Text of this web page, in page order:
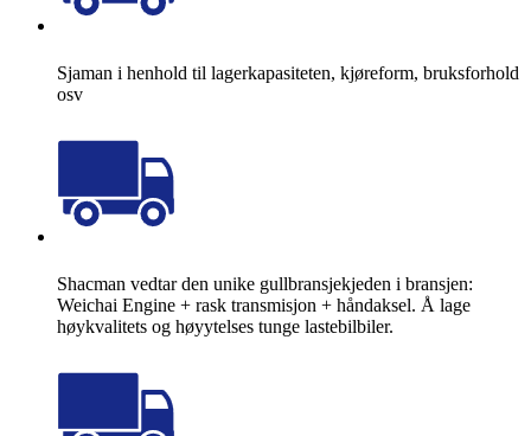
Sjaman i henhold til lagerkapasiteten, kjøreform, bruksforhold
osv
Shacman vedtar den unike gullbransjekjeden i bransjen:
Weichai Engine + rask transmisjon + håndaksel. Å lage
høykvalitets og høyytelses tunge lastebilbiler.